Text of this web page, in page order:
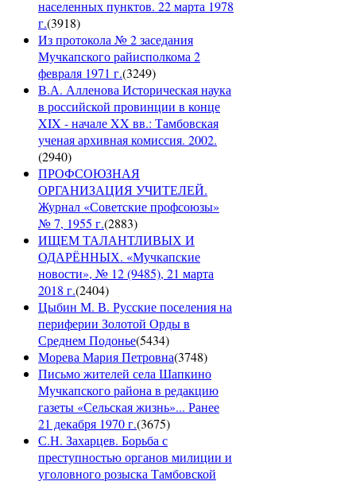
населенных пунктов. 22 марта 1978
г.(3918)
Из протокола № 2 заседания
Мучкапского райисполкома 2
февраля 1971 г.(3249)
В.А. Алленова Историческая наука
в российской провинции в конце
XIX - начале XX вв.: Тамбовская
ученая архивная комиссия. 2002.
(2940)
ПРОФСОЮЗНАЯ
ОРГАНИЗАЦИЯ УЧИТЕЛЕЙ.
Журнал «Советские профсоюзы»
№ 7, 1955 г.(2883)
ИЩЕМ ТАЛАНТЛИВЫХ И
ОДАРЁННЫХ. «Мучкапские
новости», № 12 (9485), 21 марта
2018 г.(2404)
Цыбин М. В. Русские поселения на
периферии Золотой Орды в
Среднем Подонье(5434)
Морева Мария Петровна(3748)
Письмо жителей села Шапкино
Мучкапского района в редакцию
газеты «Сельская жизнь»... Ранее
21 декабря 1970 г.(3675)
С.Н. Захарцев. Борьба с
преступностью органов милиции и
уголовного розыска Тамбовской